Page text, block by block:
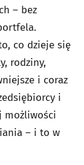
– bez
co dzieje się
rodziny,
i coraz
i
możliwości
– i to w